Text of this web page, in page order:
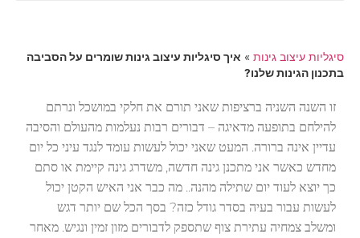
סיגליות עיצוב גינות» איך סיגליות עיצוב גינות שומרים על הסביבה
בתכנון הגינות שלנו?
זו השנה השניה ברציפות שאני תורם את חלקי במושכל ונרתם
להילחם בתופעה מדאיגה – דבורים רבות נעלמות מהעולם והסיבה
עדיין אינה ברורה. המעט שאני יכול לעשות עומד לנגד עיני כל יום
מחדש כאשר אני מתכנן גינה חדשה, משדרג גינה קיימת או סתם
כך יוצא לעוד יום שתילה מהנה.. מה כבר אני האיש הקטן יכול
לעשות עבור בעיה בסדר גודל כזה? בסך הכל שם יותר דגש
ומשלב צמחיה עתירת צוף שתספק לדבורים מזון זמין ונגיש. מאחר